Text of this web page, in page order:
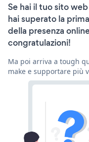
Se hai il tuo sito
hai superato la
della presenza
congratulazioni!
Ma poi arriva a tough
make e supportare più